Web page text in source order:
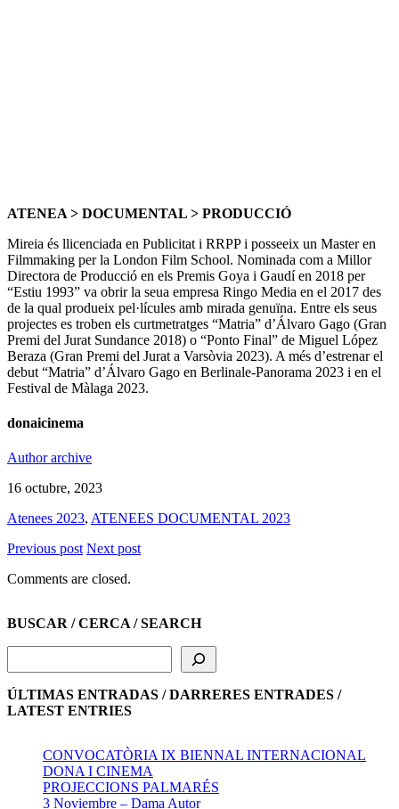
ATENEA > DOCUMENTAL > PRODUCCIÓ
Mireia és llicenciada en Publicitat i RRPP i posseeix un Master en
Filmmaking per la London Film School. Nominada com a Millor
Directora de Producció en els Premis Goya i Gaudí en 2018 per
“Estiu 1993” va obrir la seua empresa Ringo Media en el 2017 des
de la qual produeix pel·lícules amb mirada genuïna. Entre els seus
projectes es troben els curtmetratges “Matria” d’Álvaro Gago (Gran
Premi del Jurat Sundance 2018) o “Ponto Final” de Miguel López
Beraza (Gran Premi del Jurat a Varsòvia 2023). A més d’estrenar el
debut “Matria” d’Álvaro Gago en Berlinale-Panorama 2023 i en el
Festival de Màlaga 2023.
donaicinema
Author archive
16 octubre, 2023
Atenees 2023, ATENEES DOCUMENTAL 2023
Previous post Next post
Comments are closed.
BUSCAR / CERCA / SEARCH
ÚLTIMAS ENTRADAS / DARRERES ENTRADES /
LATEST ENTRIES
CONVOCATÒRIA IX BIENNAL INTERNACIONAL
DONA I CINEMA
PROJECCIONS PALMARÉS
3 Noviembre – Dama Autor